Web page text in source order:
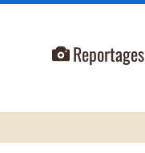
Reportages